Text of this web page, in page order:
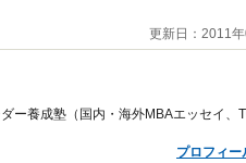
更新日：2011
ー養成塾（国内・海外MBAエッセイ、
プロフィー